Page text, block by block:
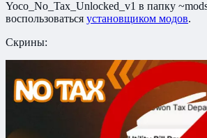
Yoco_No_Tax_Unlocked_v1 в папку
воспользоваться установщиком модов.
Скрины: